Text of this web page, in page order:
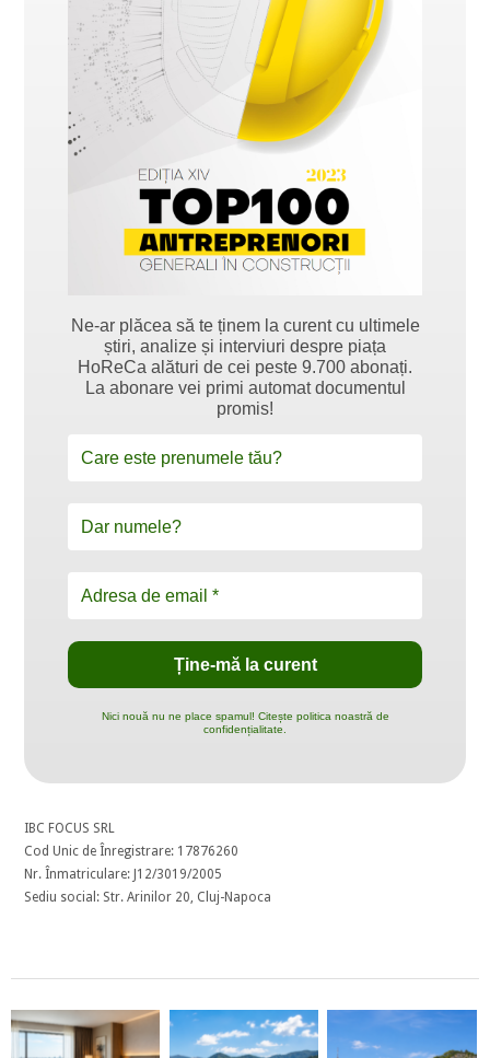
Ne-ar plăcea să te ținem la curent cu ultimele
știri, analize și interviuri despre piața
HoReCa alături de cei peste 9.700 abonați.
La abonare vei primi automat documentul
promis!
Nici nouă nu ne place spamul! Citește politica noastră de
confidențialitate.
IBC FOCUS SRL
Cod Unic de Înregistrare: 17876260
Nr. Înmatriculare: J12/3019/2005
Sediu social: Str. Arinilor 20, Cluj-Napoca